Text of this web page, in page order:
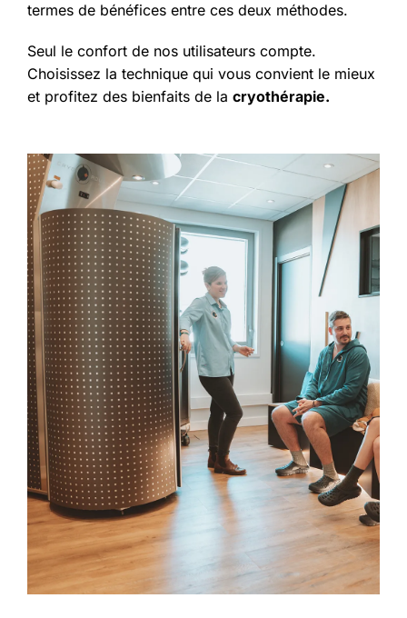
termes de bénéfices entre ces deux méthodes.
Seul le confort de nos utilisateurs compte.
Choisissez la technique qui vous convient le mieux
et profitez des bienfaits de la cryothérapie.